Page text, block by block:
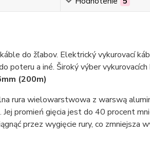
do žľabov. Elektrický vykurovací
poteru a iné. Široký výber
(200m)
rura wielowarstwowa z warswą
Jej promień gięcia jest do 40 procent
przez wygięcie rury, co zmniejsza